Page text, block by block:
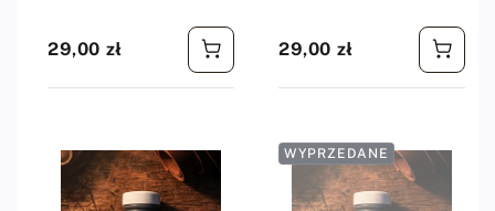
Cena regularna
29,00 zł Cena regularna
29,00 zł
WYPRZEDANE